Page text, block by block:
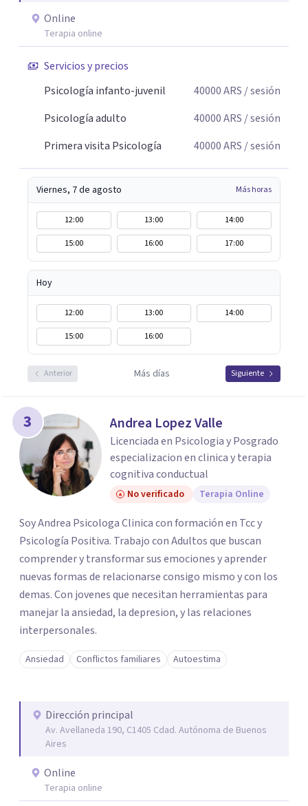
Online
Terapia online
Servicios y precios
Psicología infanto-juvenil
40000ARS / sesión
Psicología adulto
40000ARS / sesión
Primera visita Psicología
40000ARS / sesión
Viernes, 7 de agosto Más horas
12:00 13:00
14:00
15:00
16:00 17:00
Hoy
12:00 13:00
14:00
15:00
16:00
Anterior Más días Siguiente
3 Andrea Lopez Valle
Licenciada en Psicologia y Posgrado
especializacion en clinica y terapia
cognitiva conductual
No verificado Terapia Online
Soy Andrea Psicologa Clinica con formación en Tcc y
Psicología Positiva. Trabajo con Adultos que buscan
comprender y transformar sus emociones y aprender
nuevas formas de relacionarse consigo mismo y con los
demas. Con jovenes que necesitan herramientas para
manejar la ansiedad, la depresion, y las relaciones
interpersonales.
Ansiedad Conflictos familiares Autoestima
Dirección principal
Av. Avellaneda 190, C1405 Cdad. Autónoma de Buenos
Aires
Online
Terapia online